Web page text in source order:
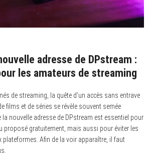
adresse de DPstream :
les amateurs de streaming
de streaming, la quête d’un accès sans entrave
films et de séries se révèle souvent semée
la nouvelle adresse de DPstream est essentiel pour
proposé gratuitement, mais aussi pour éviter les
plateformes. Afin de la voir apparaître, il faut